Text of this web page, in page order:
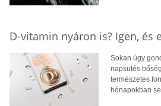
D-vitamin nyáron is? Igen,
Sokan úgy
napsütés
természetes
hónapokban